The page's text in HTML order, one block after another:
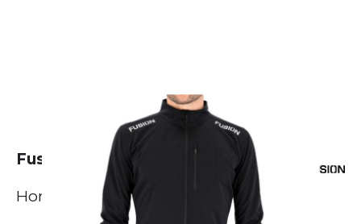
Fusion S2 Run Jacket
Homme